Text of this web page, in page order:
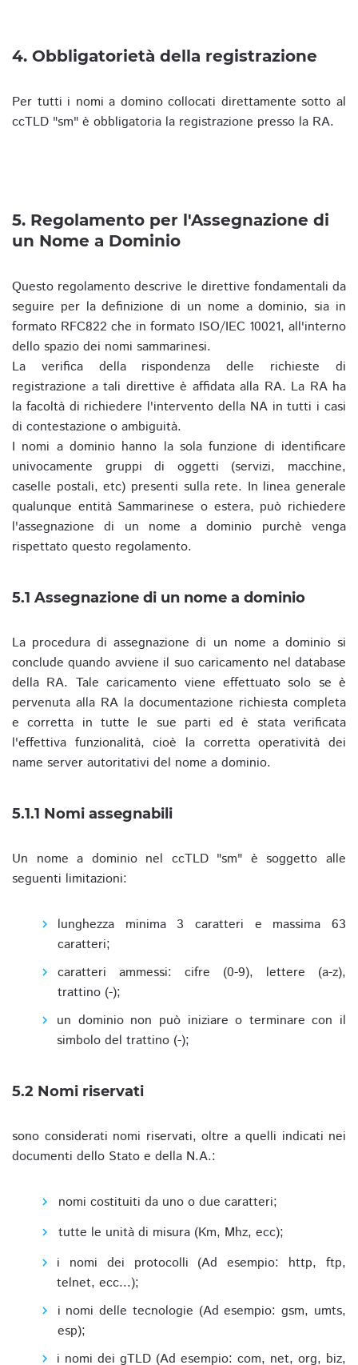
4. Obbligatorietà della registrazione
Per tutti i nomi a domino collocati direttamente sotto al
ccTLD "sm" è obbligatoria la registrazione presso la RA.
5. Regolamento per l'Assegnazione di
un Nome a Dominio
Questo regolamento descrive le direttive fondamentali da
seguire per la definizione di un nome a dominio, sia in
formato RFC822 che in formato ISO/IEC 10021, all'interno
dello spazio dei nomi sammarinesi.
La verifica della rispondenza delle richieste di
registrazione a tali direttive è affidata alla RA. La RA ha
la facoltà di richiedere l'intervento della NA in tutti i casi
di contestazione o ambiguità.
I nomi a dominio hanno la sola funzione di identificare
univocamente gruppi di oggetti (servizi, macchine,
caselle postali, etc) presenti sulla rete. In linea generale
qualunque entità Sammarinese o estera, può richiedere
l'assegnazione di un nome a dominio purchè venga
rispettato questo regolamento.
5.1 Assegnazione di un nome a dominio
La procedura di assegnazione di un nome a dominio si
conclude quando avviene il suo caricamento nel database
della RA. Tale caricamento viene effettuato solo se è
pervenuta alla RA la documentazione richiesta completa
e corretta in tutte le sue parti ed è stata verificata
l'effettiva funzionalità, cioè la corretta operatività dei
name server autoritativi del nome a dominio.
5.1.1 Nomi assegnabili
Un nome a dominio nel ccTLD "sm" è soggetto alle
seguenti limitazioni:
lunghezza minima 3 caratteri e massima 63
caratteri;
caratteri ammessi: cifre (0-9), lettere (a-z),
trattino (-);
un dominio non può iniziare o terminare con il
simbolo del trattino (-);
5.2 Nomi riservati
sono considerati nomi riservati, oltre a quelli indicati nei
documenti dello Stato e della N.A.:
nomi costituiti da uno o due caratteri;
tutte le unità di misura (Km, Mhz, ecc);
i nomi dei protocolli (Ad esempio: http, ftp,
telnet, ecc...);
i nomi delle tecnologie (Ad esempio: gsm, umts,
esp);
i nomi dei gTLD (Ad esempio: com, net, org, biz,